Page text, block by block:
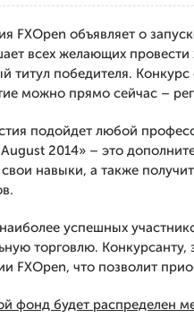
FXOpen объявляет о
всех желающих
титул победителя. Конкурс
можно прямо сейчас –
подойдет любой
2014» – это
свои навыки, а также
успешных
торговлю. Конкурсанту,
FXOpen, что позволит
фонд будет распределен